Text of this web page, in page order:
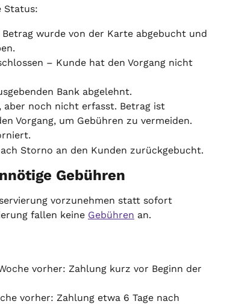
Status:
wurde von der Karte abgebucht und
– Kunde hat den Vorgang nicht
Bank abgelehnt.
aber noch nicht erfasst. Betrag ist
Vorgang, um Gebühren zu vermeiden.
Storno an den Kunden zurückgebucht.
Gebühren
vorzunehmen statt sofort
fallen keine Gebühren an.
vorher: Zahlung kurz vor Beginn der
vorher: Zahlung etwa 6 Tage nach